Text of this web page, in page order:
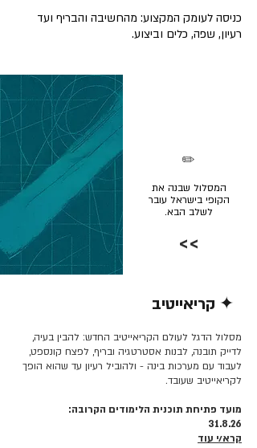
כניסה לעומק המקצוע: מהחשיבה והבריף ועד
רעיון, שפה, כלים וביצוע.
המסלול שבנה את
הקופי בישראל עובר
לשלב הבא.
✏️
>>
✦ קריאייטיב
מסלול הדגל לעולם הקריאייטיב החדש: להבין בעיה,
לדייק תובנה, לבנות אסטרטגיה ובריף, לפצח קונספט,
לעבוד עם מערכות בינה - ולהוביל רעיון עד שהוא הופך
לקריאייטיב שעובד.
מועד פתיחת תוכנית הלימודים הקרובה:
31.8.26
קרא/י עוד